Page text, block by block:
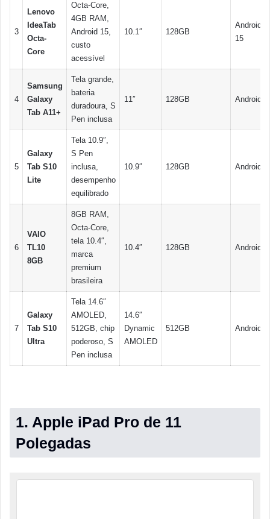
3
Lenovo
IdeaTab
Octa-
Core
Octa-Core,
4GB RAM,
Android 15,
custo
acessível
10.1″ 128GB
Android
15
4
Samsung
Galaxy
Tab A11+
Tela grande,
bateria
duradoura, S
Pen inclusa
11″ 128GB Android
5
Galaxy
Tab S10
Lite
Tela 10.9″,
S Pen
inclusa,
desempenho
equilibrado
10.9″ 128GB Android
6
VAIO
TL10
8GB
8GB RAM,
Octa-Core,
tela 10.4″,
marca
premium
brasileira
10.4″ 128GB Android
7
Galaxy
Tab S10
Ultra
Tela 14.6″
AMOLED,
512GB, chip
poderoso, S
Pen inclusa
14.6″
Dynamic
AMOLED
512GB Android
1. Apple iPad Pro de 11
Polegadas